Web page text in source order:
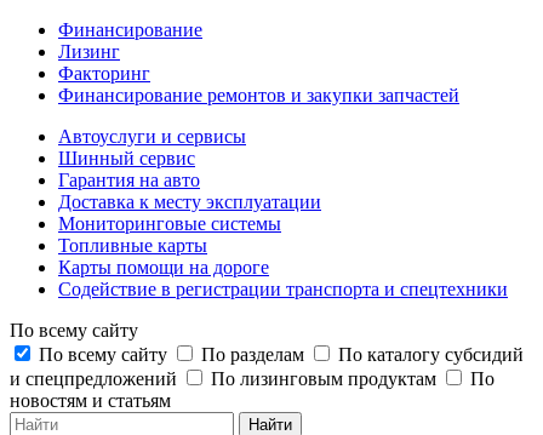
Финансирование
Лизинг
Факторинг
Финансирование ремонтов и закупки запчастей
Автоуслуги и сервисы
Шинный сервис
Гарантия на авто
Доставка к месту эксплуатации
Мониторинговые системы
Топливные карты
Карты помощи на дороге
Содействие в регистрации транспорта и спецтехники
По всему сайту
По всему сайту
По разделам
По каталогу субсидий
и спецпредложений
По лизинговым продуктам
По
новостям и статьям
Найти